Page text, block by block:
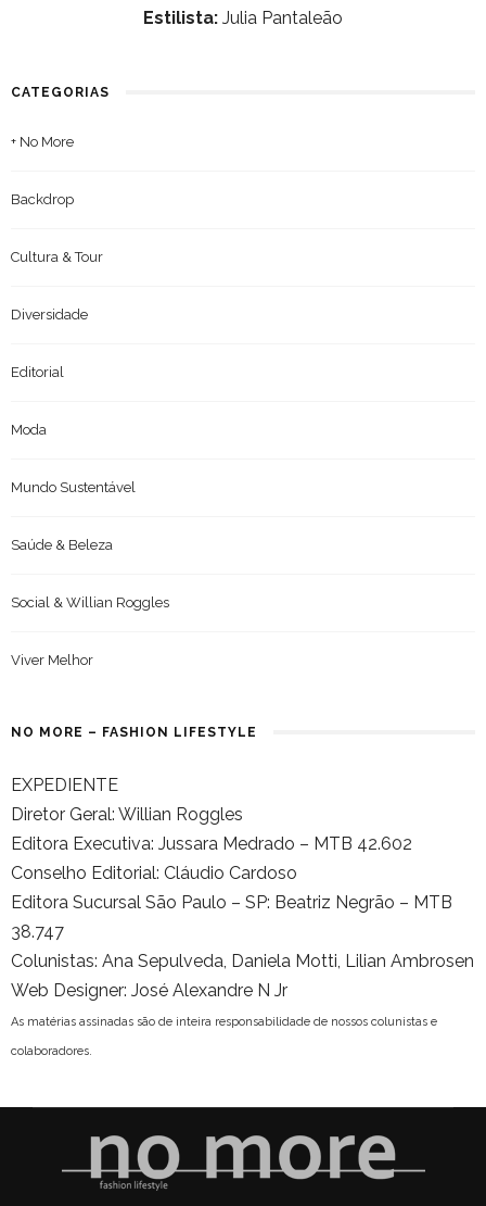
Estilista: Julia Pantaleão
CATEGORIAS
+ No More
Backdrop
Cultura & Tour
Diversidade
Editorial
Moda
Mundo Sustentável
Saúde & Beleza
Social & Willian Roggles
Viver Melhor
NO MORE – FASHION LIFESTYLE
EXPEDIENTE
Diretor Geral: Willian Roggles
Editora Executiva: Jussara Medrado – MTB 42.602
Conselho Editorial: Cláudio Cardoso
Editora Sucursal São Paulo – SP: Beatriz Negrão – MTB
38.747
Colunistas: Ana Sepulveda, Daniela Motti, Lilian Ambrosen
Web Designer: José Alexandre N Jr
As matérias assinadas são de inteira responsabilidade de nossos colunistas e
colaboradores.